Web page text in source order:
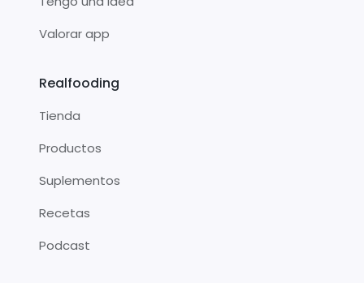
Valorar app
Realfooding
Tienda
Productos
Suplementos
Recetas
Podcast